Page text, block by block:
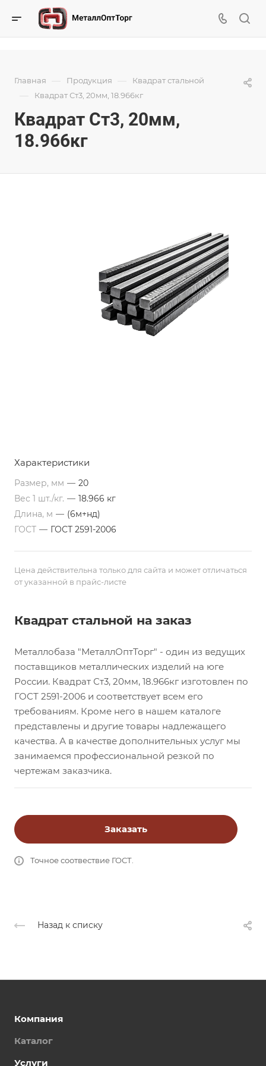
Главная — Продукция — Квадрат стальной
— Квадрат Ст3, 20мм, 18.966кг
Квадрат Ст3, 20мм,
18.966кг
Характеристики
Размер, мм — 20
Вес 1 шт./кг. — 18.966 кг
Длина, м — (6м+нд)
ГОСТ — ГОСТ 2591-2006
Цена действительна только для сайта и может отличаться
от указанной в прайс-листе
Квадрат стальной на заказ
Металлобаза "МеталлОптТорг" - один из ведущих
поставщиков металлических изделий на юге
России. Квадрат Ст3, 20мм, 18.966кг изготовлен по
ГОСТ 2591-2006 и соответствует всем его
требованиям. Кроме него в нашем каталоге
представлены и другие товары надлежащего
качества. А в качестве дополнительных услуг мы
занимаемся профессиональной резкой по
чертежам заказчика.
Заказать
Точное соотвествие ГОСТ.
Назад к списку
Компания
Каталог
Услуги